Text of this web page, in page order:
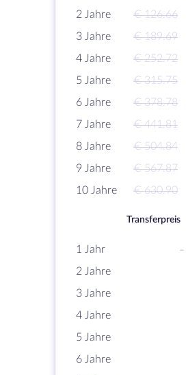
2 Jahre
€ 126.66
3 Jahre
€ 189.69
4 Jahre
€ 252.72
5 Jahre
€ 315.75
6 Jahre
€ 378.78
7 Jahre
€ 441.81
8 Jahre
€ 504.84
9 Jahre
€ 567.87
10 Jahre
€ 630.90
Transferpreis
1 Jahr -
2 Jahre
3 Jahre
4 Jahre
5 Jahre
6 Jahre